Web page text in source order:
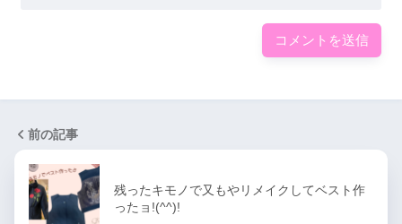
前の記事
残ったキモノで又もやリメイクしてベスト作
ったョ!(^^)!